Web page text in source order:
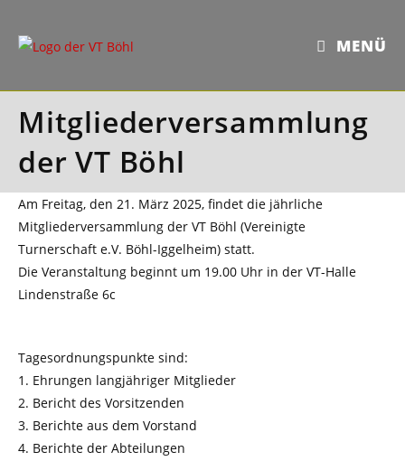
Inhalt
springen
MENÜ
Mitgliederversammlung
der VT Böhl
Am Freitag, den 21. März 2025, findet die jährliche
Mitgliederversammlung der VT Böhl (Vereinigte
Turnerschaft e.V. Böhl-Iggelheim) statt.
Die Veranstaltung beginnt um 19.00 Uhr in der VT-Halle
Lindenstraße 6c
Tagesordnungspunkte sind:
1. Ehrungen langjähriger Mitglieder
2. Bericht des Vorsitzenden
3. Berichte aus dem Vorstand
4. Berichte der Abteilungen